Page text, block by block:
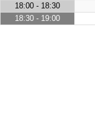
18:00 - 18:30
18:30 - 19:00